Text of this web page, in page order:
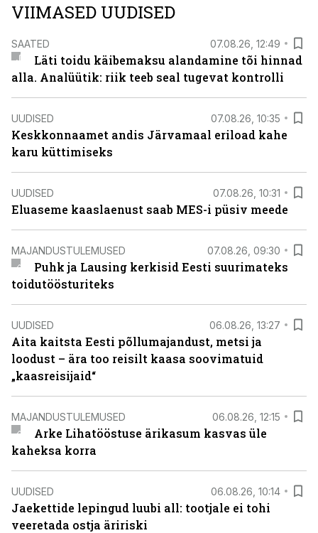
VIIMASED UUDISED
SAATED 07.08.26, 12:49
Läti toidu käibemaksu alandamine tõi hinnad
alla. Analüütik: riik teeb seal tugevat kontrolli
UUDISED 07.08.26, 10:35
Keskkonnaamet andis Järvamaal eriload kahe
karu küttimiseks
UUDISED 07.08.26, 10:31
Eluaseme kaaslaenust saab MES-i püsiv meede
MAJANDUSTULEMUSED 07.08.26, 09:30
Puhk ja Lausing kerkisid Eesti suurimateks
toidutöösturiteks
UUDISED 06.08.26, 13:27
Aita kaitsta Eesti põllumajandust, metsi ja
loodust – ära too reisilt kaasa soovimatuid
„kaasreisijaid“
MAJANDUSTULEMUSED 06.08.26, 12:15
Arke Lihatööstuse ärikasum kasvas üle
kaheksa korra
UUDISED 06.08.26, 10:14
Jaekettide lepingud luubi all: tootjale ei tohi
veeretada ostja äririski